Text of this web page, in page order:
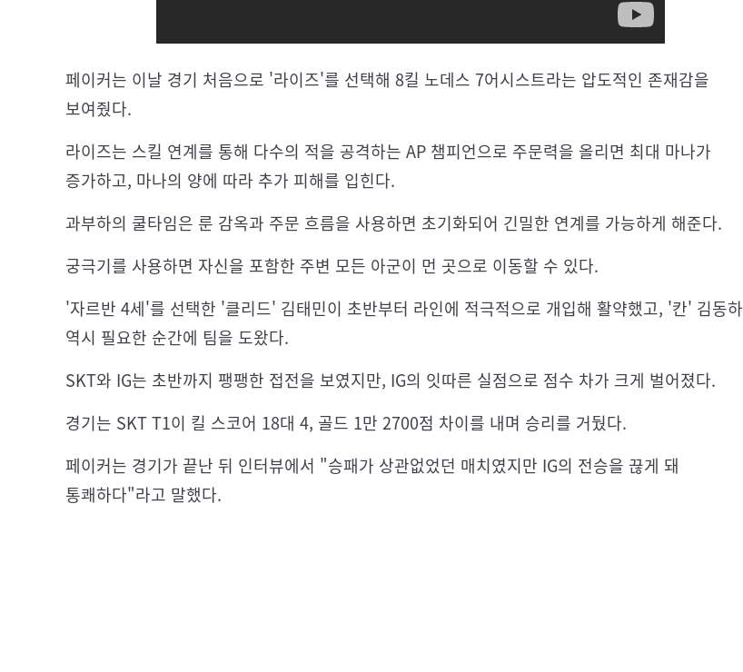
페이커는 이날 경기 처음으로 '라이즈'를 선택해 8킬 노데스 7어시스트라는 압도적인 존재감을
보여줬다.
라이즈는 스킬 연계를 통해 다수의 적을 공격하는 AP 챔피언으로 주문력을 올리면 최대 마나가
증가하고, 마나의 양에 따라 추가 피해를 입힌다.
과부하의 쿨타임은 룬 감옥과 주문 흐름을 사용하면 초기화되어 긴밀한 연계를 가능하게 해준다.
궁극기를 사용하면 자신을 포함한 주변 모든 아군이 먼 곳으로 이동할 수 있다.
'자르반 4세'를 선택한 '클리드' 김태민이 초반부터 라인에 적극적으로 개입해 활약했고, '칸' 김동하
역시 필요한 순간에 팀을 도왔다.
SKT와 IG는 초반까지 팽팽한 접전을 보였지만, IG의 잇따른 실점으로 점수 차가 크게 벌어졌다.
경기는 SKT T1이 킬 스코어 18대 4, 골드 1만 2700점 차이를 내며 승리를 거뒀다.
페이커는 경기가 끝난 뒤 인터뷰에서 "승패가 상관없었던 매치였지만 IG의 전승을 끊게 돼
통쾌하다"라고 말했다.